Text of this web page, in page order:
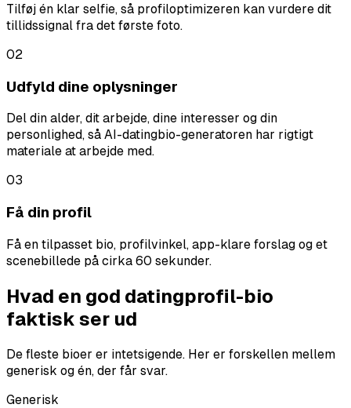
Tilføj én klar selfie, så profiloptimizeren kan vurdere dit
tillidssignal fra det første foto.
02
Udfyld dine oplysninger
Del din alder, dit arbejde, dine interesser og din
personlighed, så AI-datingbio-generatoren har rigtigt
materiale at arbejde med.
03
Få din profil
Få en tilpasset bio, profilvinkel, app-klare forslag og et
scenebillede på cirka 60 sekunder.
Hvad en god datingprofil-bio
faktisk ser ud
De fleste bioer er intetsigende. Her er forskellen mellem
generisk og én, der får svar.
Generisk